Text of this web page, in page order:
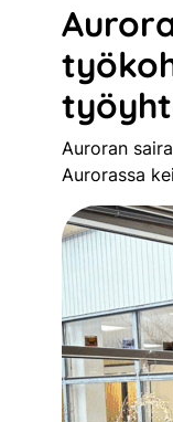
Auroran
Aurorassa